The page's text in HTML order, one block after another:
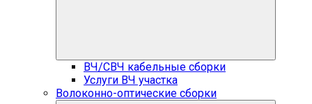
ВЧ/СВЧ кабельные сборки
Услуги ВЧ участка
Волоконно-оптические сборки